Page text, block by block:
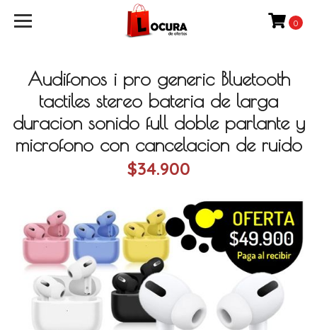
0
Audifonos i pro generic Bluetooth
tactiles stereo bateria de larga
duracion sonido full doble parlante y
microfono con cancelacion de ruido
$34.900